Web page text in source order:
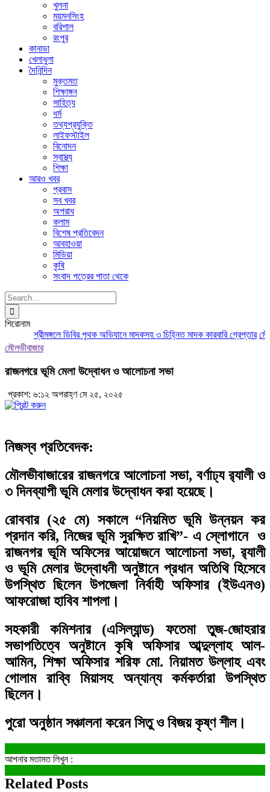
খুলনা
ময়মনসিংহ
বরিশাল
রংপুর
কানাডা
খেলাধুলা
দৈনিন্দিন
মুক্তমত
শিক্ষাঙ্গন
সাহিত্য
ধর্ম
তথ্যপ্রযুক্তি
লাইফস্টাইল
বিনোদন
স্বাস্থ্য
শিক্ষা
আরও খবর
প্রবাস
সব খবর
অপরাধ
কলাম
বিশেষ প্রতিবেদন
আবহাওয়া
মিডিয়া
কৃষি
সংবাদ পত্রের পাতা থেকে
Search
for:
শিরোনাম
শ্রীমঙ্গলে ডিবির পৃথক অভিযানে মাদকসহ ৩ চিহ্নিত মাদক কারবারি গ্রেপ্তার
মৌলভীবাজার
রাজনগরে ভূমি মেলা উদ্বোধন ও আলোচনা সভা
প্রকাশ: ৬:১২ অপরাহ্ণ মে ২৫, ২০২৫
নিজস্ব প্রতিবেদক:
মৌলভীবাজারের রাজনগরে আলোচনা সভা, বর্ণাঢ্য র‌্যালী ও
৩ দিনব্যাপী ভূমি মেলার উদ্বোধন করা হয়েছে।
রোববার (২৫ মে) সকালে“নিয়মিত ভূমি উন্নয়ন কর
প্রদান করি, নিজের ভূমি সুরক্ষিত রাখি”- এ স্লোগানে ও
রাজনগর ভূমি অফিসের আয়োজনে আলোচনা সভা, র‌্যালী
ও ভূমি মেলার উদ্বোধনী অনুষ্টানে প্রধান অতিথি হিসেবে
উপস্থিত ছিলেন উপজেলা নির্বাহী অফিসার (ইউএনও)
আফরোজা হাবিব শাপলা।
সহকারী কমিশনার (এসিল্যান্ড) ফতেমা তুজ-জোহরার
সভাপতিত্বে অনুষ্টানে কৃষি অফিসার আব্দুল্লাহ আল-
আমিন, শিক্ষা অফিসার শরিফ মো. নিয়ামত উল্লাহ এবং
গোলাম রাব্বি মিয়াসহ অন্যান্য কর্মকর্তারা উপস্থিত
ছিলেন।
পুরো অনুষ্ঠান সঞ্চালনা করেন সিতু ও বিজয় কৃষ্ণ শীল।
আপনার মতামত লিখুন :
Related Posts